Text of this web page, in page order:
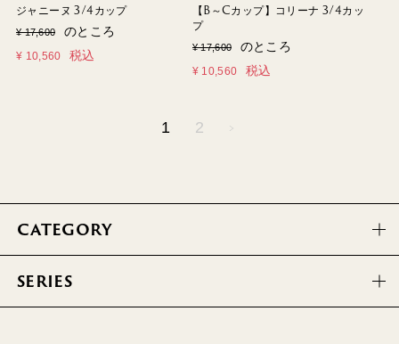
ジャニーヌ 3/4カップ
¥ 17,600 のところ
¥ 10,560 税込
【B～Cカップ】コリーナ 3/4カッ
プ
¥ 17,600 のところ
¥ 10,560 税込
1 2
CATEGORY
SERIES